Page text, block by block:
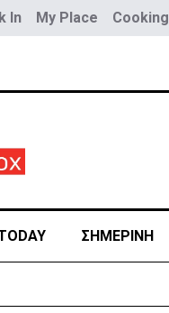
In My Place Cooking
ΣΗΜΕΡΙΝΗ